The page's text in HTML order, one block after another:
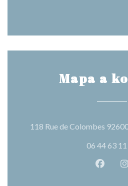
Mapa a
118 Rue de Colombes
06 44 63